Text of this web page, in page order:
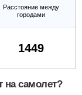
Расстояние между
городами
1449
самолет?